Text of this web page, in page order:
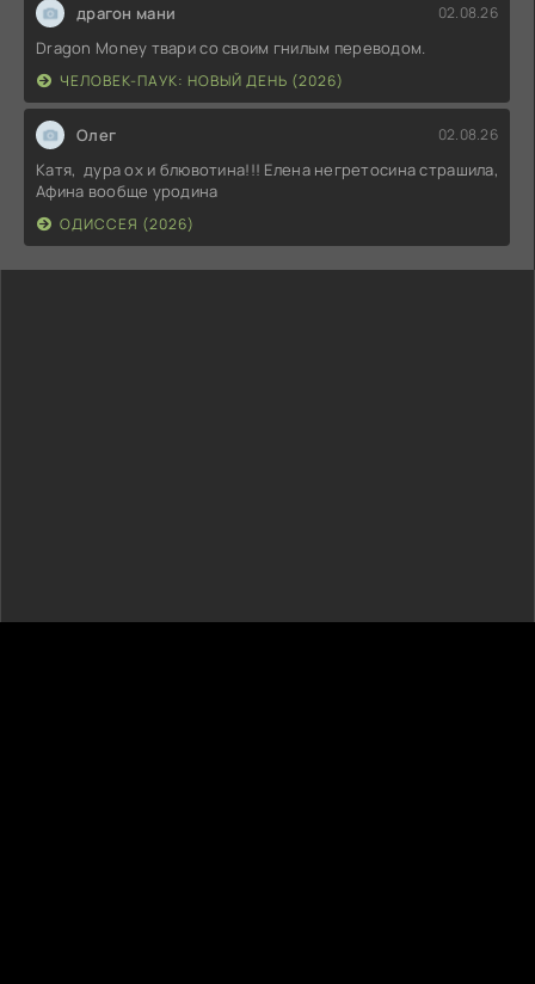
драгон мани 02.08.26
Dragon Money твари со своим гнилым переводом.
ЧЕЛОВЕК-ПАУК: НОВЫЙ ДЕНЬ (2026)
Олег 02.08.26
Катя, дура ох и блювотина!!! Елена негретосина страшила,
Афина вообще уродина
ОДИССЕЯ (2026)